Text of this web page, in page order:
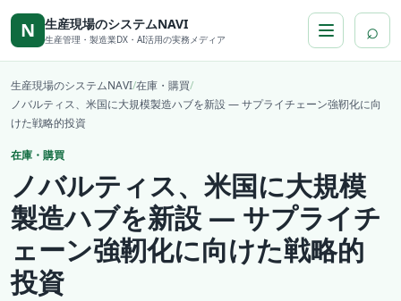
本文へ移動
N 生産現場のシステムNAVI
生産管理・製造業DX・AI活用の実務メディア ⌕
生産現場のシステムNAVI/在庫・購買/
ノバルティス、米国に大規模製造ハブを新設 ― サプライチェーン強靭化に向
けた戦略的投資
在庫・購買
ノバルティス、米国に大規模
製造ハブを新設 ― サプライチ
ェーン強靭化に向けた戦略的
投資